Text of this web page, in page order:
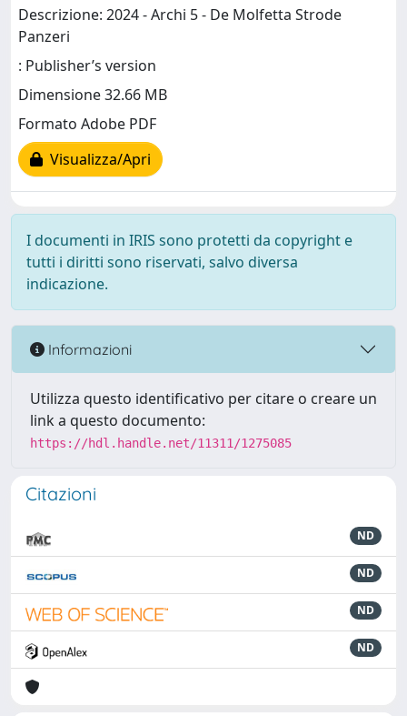
Descrizione: 2024 - Archi 5 - De Molfetta Strode
Panzeri
: Publisher’s version
Dimensione 32.66 MB
Formato Adobe PDF
Visualizza/Apri
I documenti in IRIS sono protetti da copyright e
tutti i diritti sono riservati, salvo diversa
indicazione.
Informazioni
Utilizza questo identificativo per citare o creare un
link a questo documento:
https://hdl.handle.net/11311/1275085
Citazioni
ND
ND
ND
ND